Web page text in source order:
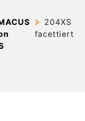
204XS
facettiert